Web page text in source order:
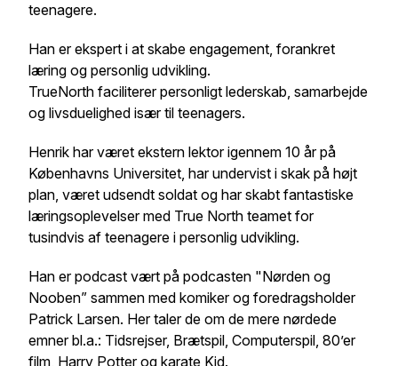
teenagere.
Han er ekspert i at skabe engagement, forankret
læring og personlig udvikling.
TrueNorth faciliterer personligt lederskab, samarbejde
og livsduelighed især til teenagers.
Henrik har været ekstern lektor igennem 10 år på
Københavns Universitet, har undervist i skak på højt
plan, været udsendt soldat og har skabt fantastiske
læringsoplevelser med True North teamet for
tusindvis af teenagere i personlig udvikling.
Han er podcast vært på podcasten "Nørden og
Nooben” sammen med komiker og foredragsholder
Patrick Larsen. Her taler de om de mere nørdede
emner bl.a.: Tidsrejser, Brætspil, Computerspil, 80’er
film, Harry Potter og karate Kid.